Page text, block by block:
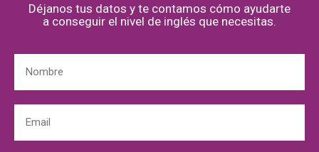
Déjanos tus datos y te contamos cómo ayudarte
a conseguir el nivel de inglés que necesitas.